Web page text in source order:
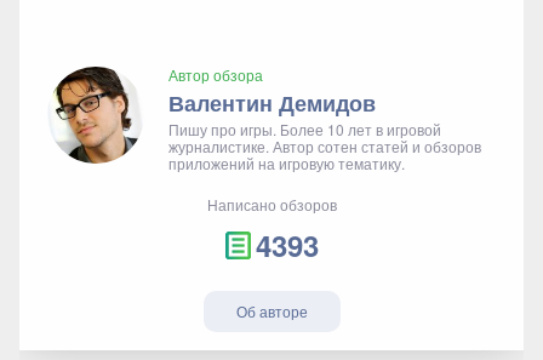
Автор обзора
Валентин Демидов
Пишу про игры. Более 10 лет в игровой
журналистике. Автор сотен статей и обзоров
приложений на игровую тематику.
Написано обзоров
4393
Об авторе